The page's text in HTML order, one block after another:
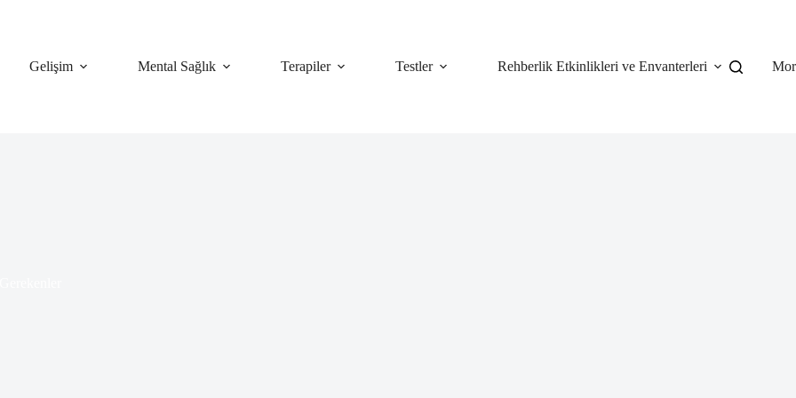
Gelişim Mental Sağlık Terapiler Testler Rehberlik Etkinlikleri ve Envanterleri